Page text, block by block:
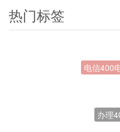
热门标签